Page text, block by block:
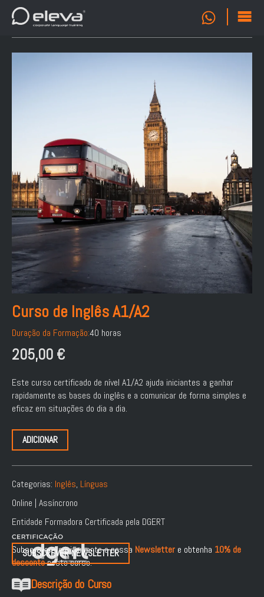
Curso de Inglês A1/A2
Duração da Formação:40 horas
205,00 €
Este curso certificado de nível A1/A2 ajuda iniciantes a ganhar
rapidamente as bases do inglês e a comunicar de forma simples e
eficaz em situações do dia a dia.
ADICIONAR
Categorias: Inglês, Línguas
Online | Assíncrono
Entidade Formadora Certificada pela DGERT
Subscreva gratuitamente a nossa Newsletter e obtenha 10% de
descontoneste curso.
SUBSCREVER NEWSLETTER
Descrição do Curso